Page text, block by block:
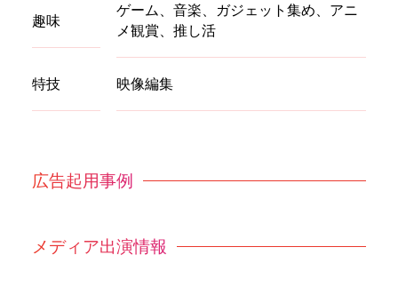
趣味
ゲーム、音楽、ガジェット集め、アニ
メ観賞、推し活
特技 映像編集
広告起用事例
メディア出演情報